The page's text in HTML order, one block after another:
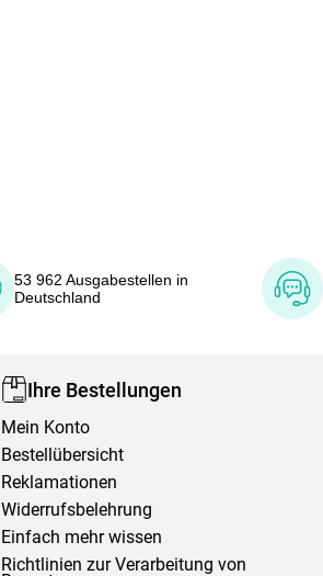
53 962 Ausgabestellen in
Deutschland
Ihre Bestellungen
Mein Konto
Bestellübersicht
Reklamationen
Widerrufsbelehrung
Einfach mehr wissen
Richtlinien zur Verarbeitung von